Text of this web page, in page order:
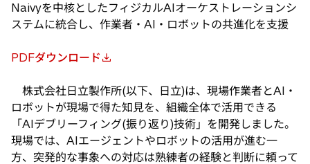
Naivyを中核としたフィジカルAIオーケストレーションシ
ステムに統合し、作業者・AI・ロボットの共進化を支援
PDFダウンロード
新
タ
で
株式会社日立製作所(以下、日立)は、現場作業者とAI・
ロボットが現場で得た知見を、組織全体で活用できる
「AIデブリーフィング(振り返り)技術」を開発しました。
現場では、AIエージェントやロボットの活用が進む一
方、突発的な事象への対応は熟練者の経験と判断に頼って